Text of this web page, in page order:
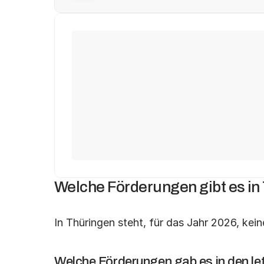
Welche Förderungen gibt es
In Thüringen steht, für das Jahr 2026,